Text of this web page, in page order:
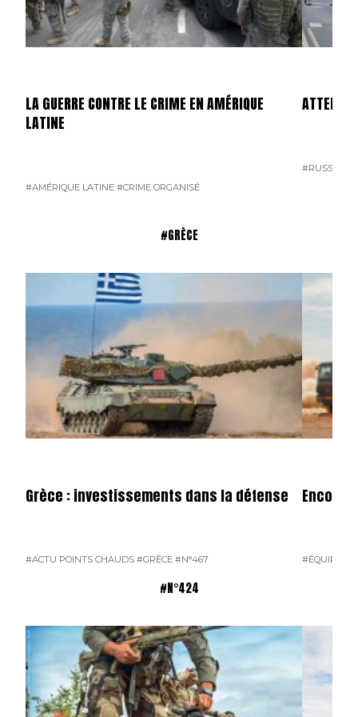
LA GUERRE CONTRE LE CRIME EN AMÉRIQUE
LATINE
#AMÉRIQUE LATINE #CRIME ORGANISÉ
#RUSSIE
#GRÈCE
Grèce : investissements dans la défense
#ACTU POINTS CHAUDS #GRÈCE #N°467
Encore
#N°424